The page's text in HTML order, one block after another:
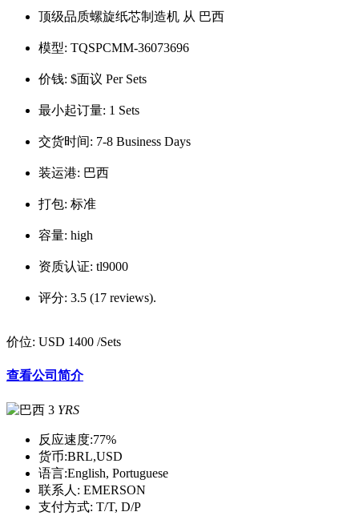
顶级品质螺旋纸芯制造机 从 巴西
模型: TQSPCMM-36073696
价钱: $面议 Per Sets
最小起订量: 1 Sets
交货时间: 7-8 Business Days
装运港: 巴西
打包: 标准
容量: high
资质认证: tl9000
评分: 3.5 (17 reviews).
价位: USD 1400 /Sets
查看公司简介
3 YRS
反应速度:77%
货币:BRL,USD
语言:English, Portuguese
联系人: EMERSON
支付方式: T/T, D/P